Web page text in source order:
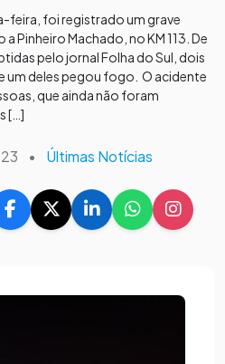
feira, foi registrado um grave
Pinheiro Machado, no KM 113. De
pelo jornal Folha do Sul, dois
um deles pegou fogo. O acidente
que ainda não foram
[…]
• Últimas Notícias